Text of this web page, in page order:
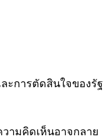
ะการตัดสินใจของรัฐ
ามคิดเห็นอาจกลาย